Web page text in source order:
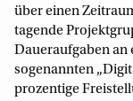
über einen
tagende
Daueraufgaben an
sogenannten
prozentige